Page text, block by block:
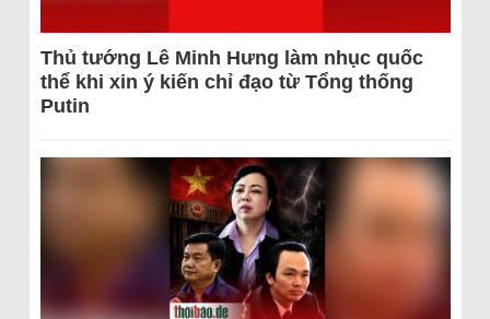
Thủ tướng Lê Minh Hưng làm nhục quốc
thể khi xin ý kiến chỉ đạo từ Tổng thống
Putin